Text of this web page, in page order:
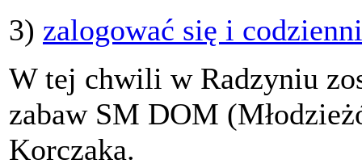
3) zalogować się i
W tej chwili w Radzyniu
zabaw SM DOM
Korczaka.